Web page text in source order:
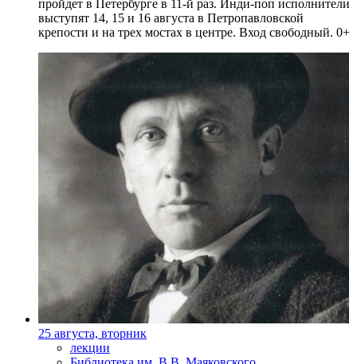
пройдет в Петербурге в 11-й раз. Инди-поп исполнители
выступят 14, 15 и 16 августа в Петропавловской
крепости и на трех мостах в центре. Вход свободный. 0+
25 августа, вторник
лекции